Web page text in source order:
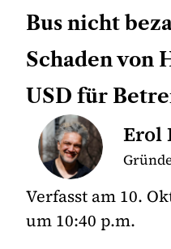
Bus nicht
Schaden von
USD für
Erol
Verfasst am 10.
um 10:40 p.m.